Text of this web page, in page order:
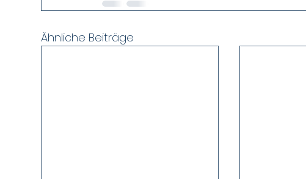
Ähnliche Beiträge